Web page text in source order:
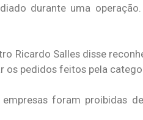
durante uma
Ricardo Salles disse
os pedidos feitos pela
foram proibidas